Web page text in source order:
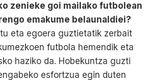
zenieke goi mailako futbolean
emakume belaunaldiei?
eta egoera guztietatik zerbait
futbola hemendik eta
haziko da. Hobekuntza guzti
esfortzua egin duten